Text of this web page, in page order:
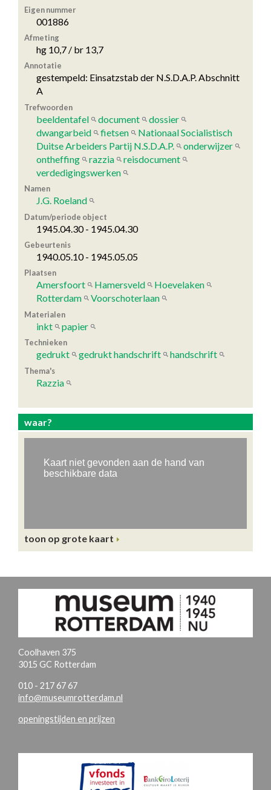
Eigen nummer
001886
Afmeting
hg 10,7 / br 13,7
Annotatie
gestempeld: Einsatzstab der N.S.D.A.P. Abschnitt
A
Trefwoorden
beeldentafel document
dossier
dwangarbeid
fietsen
Nationaal Socialistisch
Duitse Arbeiders Partij N.S.D.A.P.
onderwijzer
ontheffing
razzia
reisdocument
verdedigingswerken
Namen
J.G. Roeland
Datum/periode object
1945.04.30 - 1945.04.30
Gebeurtenis
1940.05.10 - 1945.05.05
Plaatsen
Amersfoort Hamersveld
Hoevelaken
Rotterdam
Voorschoterlaan
Materialen
inkt papier
Technieken
gedrukt gedrukt handschrift handschrift
Thema's
Razzia
waar?
toon op grote kaart
Coolhaven 375
3015 GC Rotterdam
010 - 217 67 67
info@museumrotterdam.nl
openingstijden en prijzen